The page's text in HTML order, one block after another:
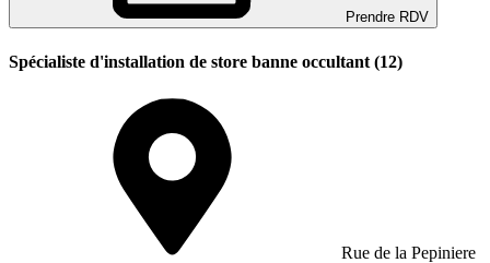
Prendre RDV
Spécialiste d'installation de store banne occultant (12)
Rue de la Pepiniere